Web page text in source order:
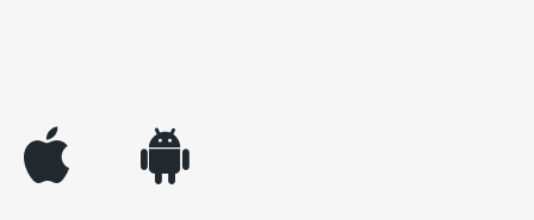
appleinc android